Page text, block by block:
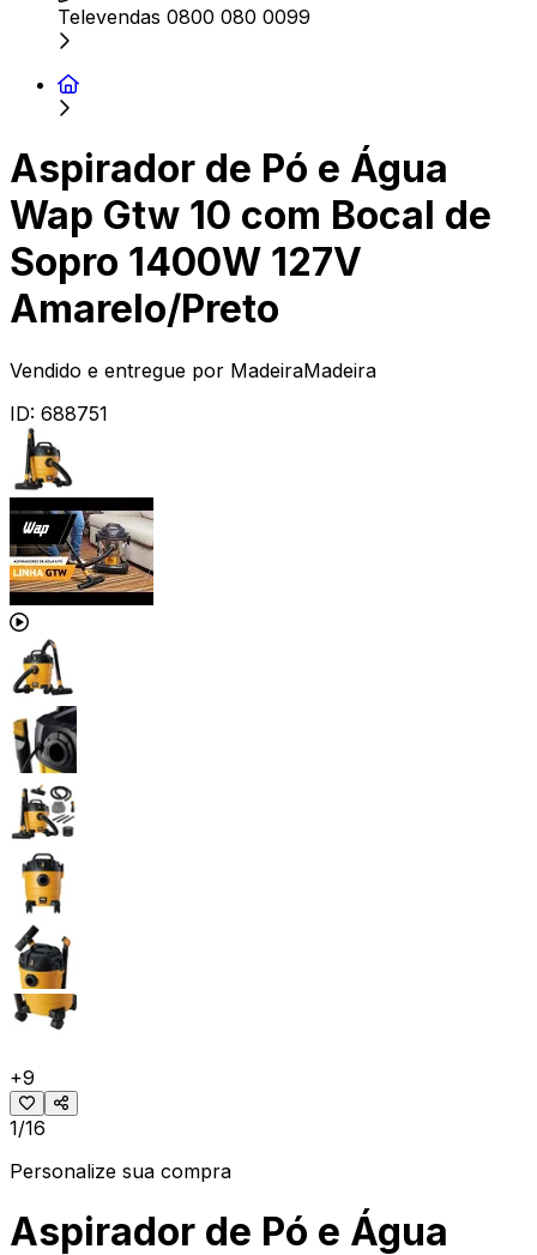
Televendas 0800 080 0099
Aspirador de Pó e Água
Wap Gtw 10 com Bocal de
Sopro 1400W 127V
Amarelo/Preto
Vendido e entregue por MadeiraMadeira
ID: 688751
+9
1/16
Personalize sua compra
Aspirador de Pó e Água